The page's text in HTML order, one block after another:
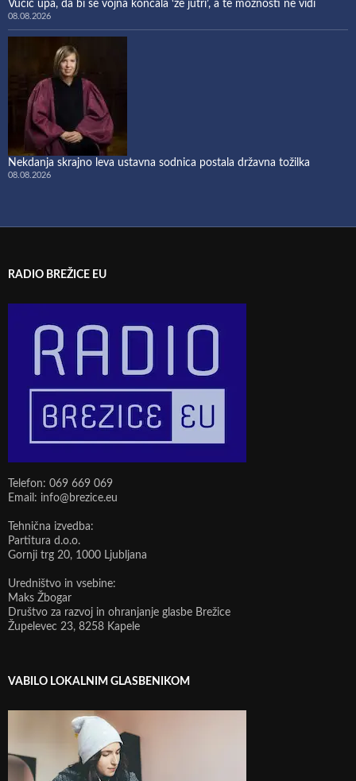
Vučić upa, da bi se vojna končala ‘že jutri’, a te možnosti ne vidi
08.08.2026
Nekdanja skrajno leva ustavna sodnica postala državna tožilka
08.08.2026
RADIO BREŽICE EU
Telefon: 069 669 069
Email: info@brezice.eu
Tehnična izvedba:
Partitura d.o.o.
Gornji trg 20, 1000 Ljubljana
Uredništvo in vsebine:
Maks Žbogar
Društvo za razvoj in ohranjanje glasbe Brežice
Župelevec 23, 8258 Kapele
VABILO LOKALNIM GLASBENIKOM